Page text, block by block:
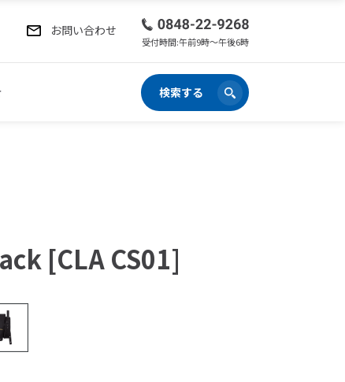
お問い合わせ
受付時間:午前9時〜午後6時
検索する
[CLA CS01]